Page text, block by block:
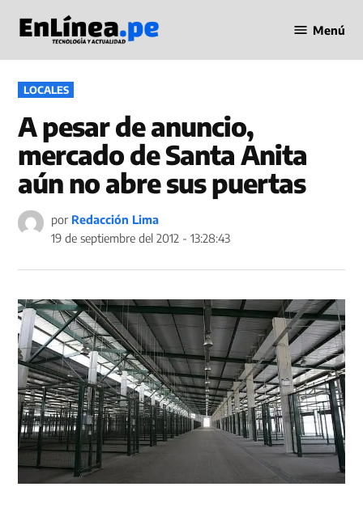
contenido
en Línea
Menú
PUBLICADO
EN
LOCALES
A pesar de anuncio,
mercado de Santa Anita
aún no abre sus puertas
por Redacción Lima
19 de septiembre del 2012 - 13:28:43